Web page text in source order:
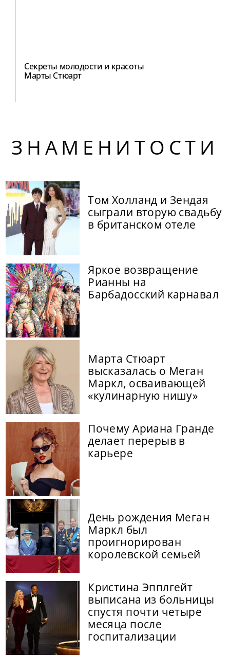
Секреты молодости и красоты
Марты Стюарт
ЗНАМЕНИТОСТИ
Том Холланд и Зендая
сыграли вторую свадьбу
в британском отеле
Яркое возвращение
Рианны на
Барбадосский карнавал
Марта Стюарт
высказалась о Меган
Маркл, осваивающей
«кулинарную нишу»
Почему Ариана Гранде
делает перерыв в
карьере
День рождения Меган
Маркл был
проигнорирован
королевской семьей
Кристина Эпплгейт
выписана из больницы
спустя почти четыре
месяца после
госпитализации